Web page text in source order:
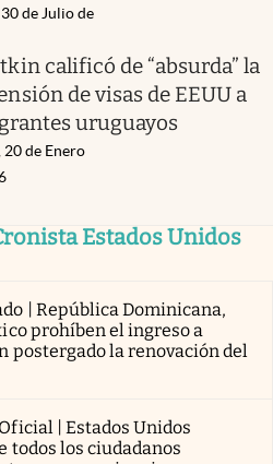
de Julio de
calificó de “absurda” la
de visas de EEUU a
uruguayos
20 de Enero
Estados Unidos
| República Dominicana,
prohíben el ingreso a
postergado la renovación del
Oficial | Estados Unidos
todos los ciudadanos